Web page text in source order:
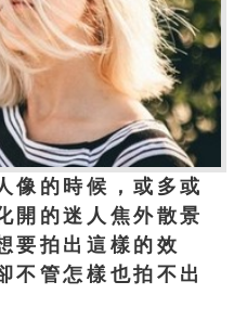
像的時候，或多或
開的迷人焦外散景
要拍出這樣的效
不管怎樣也拍不出